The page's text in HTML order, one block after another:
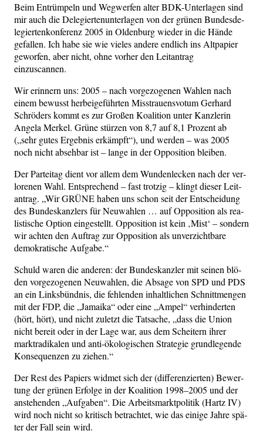
Beim Ent­rüm­peln und Weg­wer­fen alter BDK-Unter­la­gen sind
mir auch die Dele­gier­ten­un­ter­la­gen von der grü­nen Bun­des­de­
le­gier­ten­kon­fe­renz 2005 in Olden­burg wie­der in die Hän­de
gefal­len. Ich habe sie wie vie­les ande­re end­lich ins Alt­pa­pier
gewor­fen, aber nicht, ohne vor­her den Leit­an­trag
einzuscannen.
Wir erin­nern uns: 2005 – nach vor­ge­zo­ge­nen Wah­len nach
einem bewusst her­bei­ge­führ­ten Miss­trau­ens­vo­tum Ger­hard
Schrö­ders kommt es zur Gro­ßen Koali­ti­on unter Kanz­le­rin
Ange­la Mer­kel. Grü­ne stür­zen von 8,7 auf 8,1 Pro­zent ab
(„sehr gutes Ergeb­nis erkämpft“), und wer­den – was 2005
noch nicht abseh­bar ist – lan­ge in der Oppo­si­ti­on bleiben.
Der Par­tei­tag dient vor allem dem Wun­den­le­cken nach der ver­
lo­re­nen Wahl. Ent­spre­chend – fast trot­zig – klingt die­ser Leit­
an­trag. „Wir GRÜNE haben uns schon seit der Ent­schei­dung
des Bun­des­kanz­lers für Neu­wah­len … auf Oppo­si­ti­on als rea­
lis­ti­sche Opti­on ein­ge­stellt. Oppo­si­ti­on ist kein ‚Mist‘ – son­dern
wir ach­ten den Auf­trag zur Oppo­si­ti­on als unver­zicht­ba­re
demo­kra­ti­sche Aufgabe.“
Schuld waren die ande­ren: der Bun­des­kanz­ler mit sei­nen blö­
den vor­ge­zo­ge­nen Neu­wah­len, die Absa­ge von SPD und PDS
an ein Links­bünd­nis, die feh­len­den inhalt­li­chen Schnitt­men­gen
mit der FDP, die „Jamai­ka“ oder eine „Ampel“ ver­hin­der­ten
(hört, hört), und nicht zuletzt die Tat­sa­che, „dass die Uni­on
nicht bereit oder in der Lage war, aus dem Schei­tern ihrer
markt­ra­di­ka­len und anti-öko­lo­gi­schen Stra­te­gie grund­le­gen­de
Kon­se­quen­zen zu ziehen.“
Der Rest des Papiers wid­met sich der (dif­fe­ren­zier­ten) Bewer­
tung der grü­nen Erfol­ge in der Koali­ti­on 1998–2005 und der
anste­hen­den „Auf­ga­ben“. Die Arbeits­markt­po­li­tik (Hartz IV)
wird noch nicht so kri­tisch betrach­tet, wie das eini­ge Jah­re spä­
ter der Fall sein wird.